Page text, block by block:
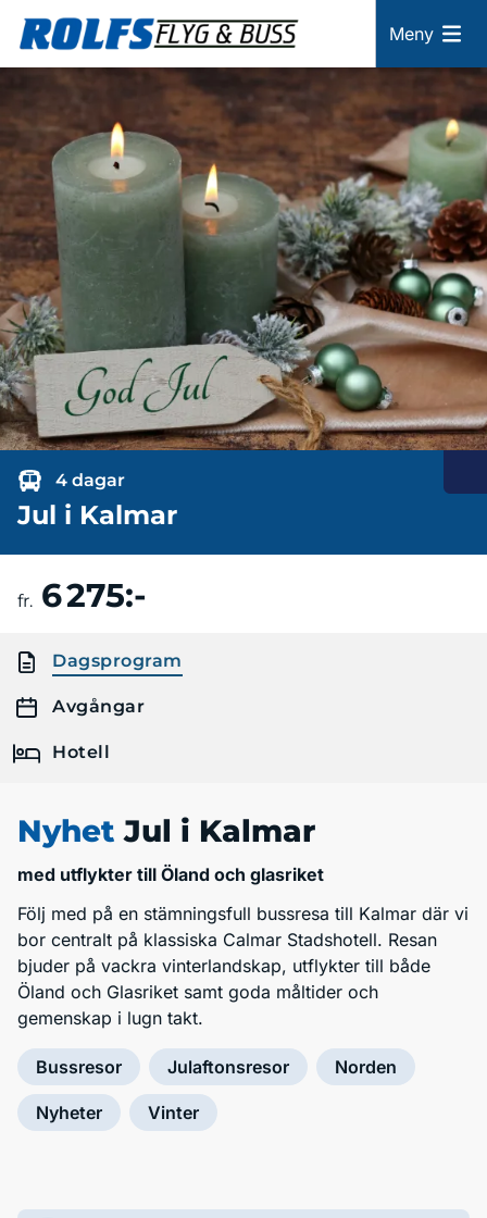
Meny
4 dagar
Jul i Kalmar
fr. 6 275:-
Dagsprogram
Avgångar
Hotell
Nyhet Jul i Kalmar
med utflykter till Öland och glasriket
Följ med på en stämningsfull bussresa till Kalmar där vi
bor centralt på klassiska Calmar Stadshotell. Resan
bjuder på vackra vinterlandskap, utflykter till både
Öland och Glasriket samt goda måltider och
gemenskap i lugn takt.
Bussresor Julaftonsresor Norden
Nyheter Vinter